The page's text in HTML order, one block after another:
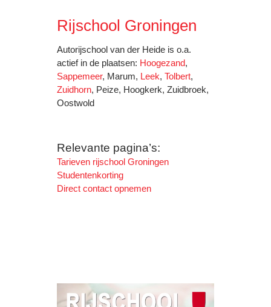
Rijschool Groningen
Autorijschool van der Heide is o.a.
actief in de plaatsen: Hoogezand,
Sappemeer, Marum, Leek, Tolbert,
Zuidhorn, Peize, Hoogkerk, Zuidbroek,
Oostwold
Relevante pagina’s:
Tarieven rijschool Groningen
Studentenkorting
Direct contact opnemen